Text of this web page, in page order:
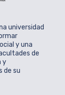
universidad
y una
de
y
de su